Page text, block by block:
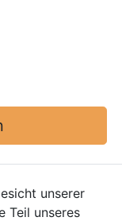
unserer
Teil unseres